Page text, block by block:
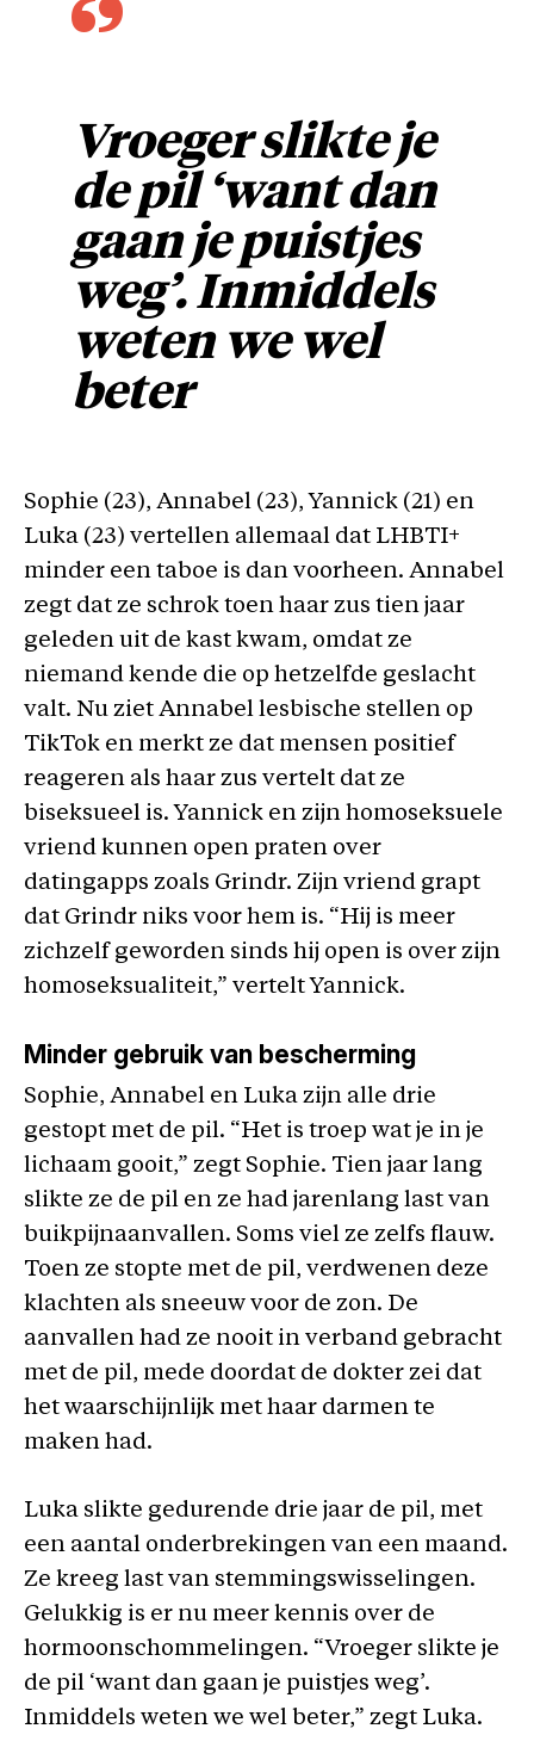
Vroeger slikte je
de pil ‘want dan
gaan je puistjes
weg’. Inmiddels
weten we wel
beter
Sophie (23), Annabel (23), Yannick (21) en
Luka (23) vertellen allemaal dat LHBTI+
minder een taboe is dan voorheen. Annabel
zegt dat ze schrok toen haar zus tien jaar
geleden uit de kast kwam, omdat ze
niemand kende die op hetzelfde geslacht
valt. Nu ziet Annabel lesbische stellen op
TikTok en merkt ze dat mensen positief
reageren als haar zus vertelt dat ze
biseksueel is. Yannick en zijn homoseksuele
vriend kunnen open praten over
datingapps zoals Grindr. Zijn vriend grapt
dat Grindr niks voor hem is. “Hij is meer
zichzelf geworden sinds hij open is over zijn
homoseksualiteit,” vertelt Yannick.
Minder gebruik van bescherming
Sophie, Annabel en Luka zijn alle drie
gestopt met de pil. “Het is troep wat je in je
lichaam gooit,” zegt Sophie. Tien jaar lang
slikte ze de pil en ze had jarenlang last van
buikpijnaanvallen. Soms viel ze zelfs flauw.
Toen ze stopte met de pil, verdwenen deze
klachten als sneeuw voor de zon. De
aanvallen had ze nooit in verband gebracht
met de pil, mede doordat de dokter zei dat
het waarschijnlijk met haar darmen te
maken had.
Luka slikte gedurende drie jaar de pil, met
een aantal onderbrekingen van een maand.
Ze kreeg last van stemmingswisselingen.
Gelukkig is er nu meer kennis over de
hormoonschommelingen. “Vroeger slikte je
de pil ‘want dan gaan je puistjes weg’.
Inmiddels weten we wel beter,” zegt Luka.